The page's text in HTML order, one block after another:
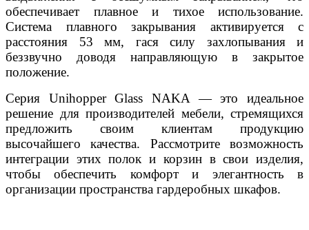
обеспечивает плавное и тихое использование.
Система плавного закрывания активируется с
расстояния 53 мм, гася силу захлопывания и
беззвучно доводя направляющую в закрытое
положение.
Серия Unihopper Glass NAKA — это идеальное
решение для производителей мебели, стремящихся
предложить своим клиентам продукцию
высочайшего качества. Рассмотрите возможность
интеграции этих полок и корзин в свои изделия,
чтобы обеспечить комфорт и элегантность в
организации пространства гардеробных шкафов.